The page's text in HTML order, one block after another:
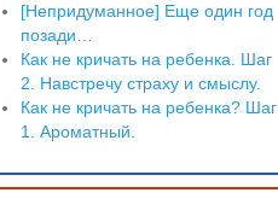
[Непридуманное] Еще один год
позади…
Как не кричать на ребенка. Шаг
2. Навстречу страху и смыслу.
Как не кричать на ребенка? Шаг
1. Ароматный.